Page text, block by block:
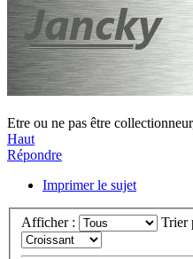
Etre ou ne pas être
Haut
Répondre
Imprimer le sujet
Afficher : Trier